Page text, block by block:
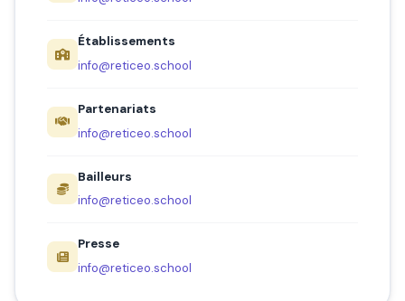
Établissements
info@reticeo.school
Partenariats
info@reticeo.school
Bailleurs
info@reticeo.school
Presse
info@reticeo.school